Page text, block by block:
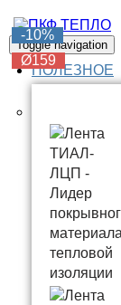
Toggle navigation
ПОЛЕЗНОЕ
-6%
Ø159
-6%
Ø159
-6%
Ø159
-6%
Ø159
-10%
Ø159